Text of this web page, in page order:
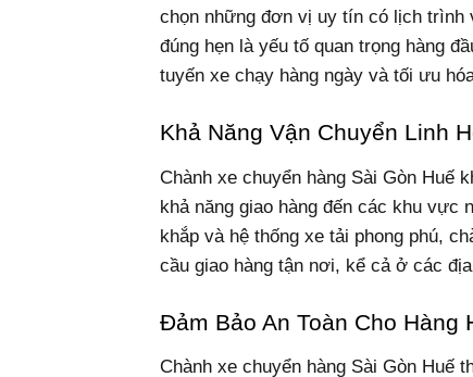
chọn những đơn vị uy tín có lịch trình
đúng hẹn là yếu tố quan trọng hàng
tuyến xe chạy hàng ngày và tối ưu
Khả Năng Vận Chuyển Linh
Chành xe chuyển hàng Sài Gòn Huế
khả năng giao hàng đến các khu vực
khắp và hệ thống xe tải phong phú,
cầu giao hàng tận nơi, kể cả ở các
Đảm Bảo An Toàn Cho Hàng
Chành xe chuyển hàng Sài Gòn Huế